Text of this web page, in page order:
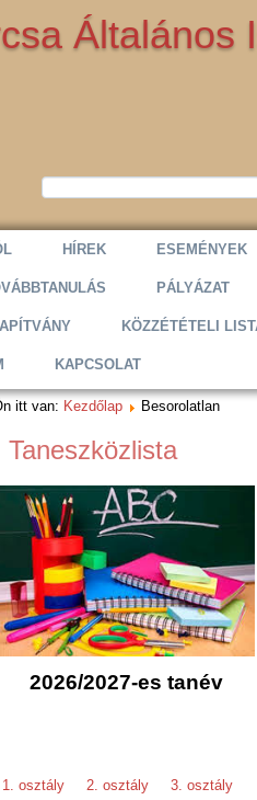
Általános
HÍREK ESEMÉNYEK
PÁLYÁZAT
KÖZZÉTÉTELI
KAPCSOLAT
itt van: Kezdőlap Besorolatlan
Taneszközlista
2026/2027-es tanév
1. osztály 2. osztály
3. osztály